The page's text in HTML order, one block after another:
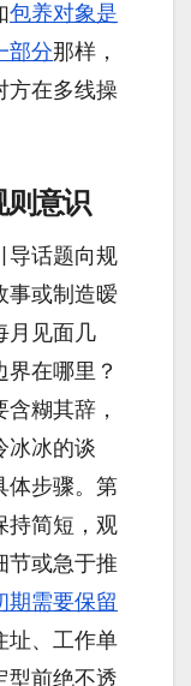
包养对象是
部分那样，
方在多线操
则意识
导话题向规
事或制造暧
月见面几
在哪里？
糊其辞，
冰的谈
体步骤。第
持简短，观
节或急于推
期需要保留
址、工作单
型前绝不透